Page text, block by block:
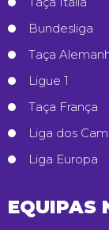
Bundesliga
Taça
Ligue 1
Taça França
Liga dos
Liga Europa
EQUIPAS